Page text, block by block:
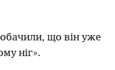
що він уже
ніг».